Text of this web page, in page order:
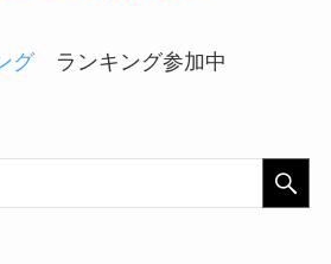
グランキング参加中